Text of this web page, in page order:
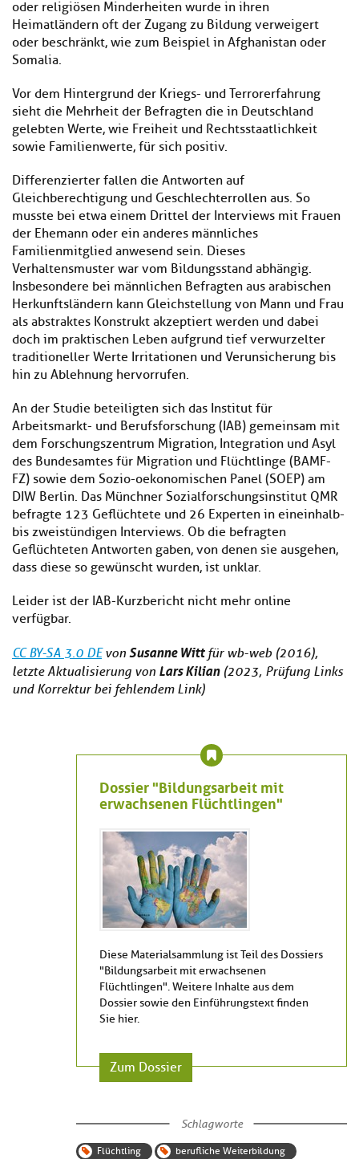
oder religiösen Minderheiten wurde in ihren
Heimatländern oft der Zugang zu Bildung verweigert
oder beschränkt, wie zum Beispiel in Afghanistan oder
Somalia.
Vor dem Hintergrund der Kriegs- und Terrorerfahrung
sieht die Mehrheit der Befragten die in Deutschland
gelebten Werte, wie Freiheit und Rechtsstaatlichkeit
sowie Familienwerte, für sich positiv.
Differenzierter fallen die Antworten auf
Gleichberechtigung und Geschlechterrollen aus. So
musste bei etwa einem Drittel der Interviews mit Frauen
der Ehemann oder ein anderes männliches
Familienmitglied anwesend sein. Dieses
Verhaltensmuster war vom Bildungsstand abhängig.
Insbesondere bei männlichen Befragten aus arabischen
Herkunftsländern kann Gleichstellung von Mann und Frau
als abstraktes Konstrukt akzeptiert werden und dabei
doch im praktischen Leben aufgrund tief verwurzelter
traditioneller Werte Irritationen und Verunsicherung bis
hin zu Ablehnung hervorrufen.
An der Studie beteiligten sich das Institut für
Arbeitsmarkt- und Berufsforschung (IAB) gemeinsam mit
dem Forschungszentrum Migration, Integration und Asyl
des Bundesamtes für Migration und Flüchtlinge (BAMF-
FZ) sowie dem Sozio-oekonomischen Panel (SOEP) am
DIW Berlin. Das Münchner Sozialforschungsinstitut QMR
befragte 123 Geflüchtete und 26 Experten in eineinhalb-
bis zweistündigen Interviews. Ob die befragten
Geflüchteten Antworten gaben, von denen sie ausgehen,
dass diese so gewünscht wurden, ist unklar.
Leider ist der IAB-Kurzbericht nicht mehr online
verfügbar.
CC BY-SA 3.0 DEvon Susanne Wittfür wb-web (2016),
letzte Aktualisierung von Lars Kilian(2023, Prüfung Links
und Korrektur bei fehlendem Link)
Dossier "Bildungsarbeit mit
erwachsenen Flüchtlingen"
Diese Materialsammlung ist Teil des Dossiers
"Bildungsarbeit mit erwachsenen
Flüchtlingen". Weitere Inhalte aus dem
Dossier sowie den Einführungstext finden
Sie hier.
Zum Dossier
Schlagworte
Flüchtling
berufliche Weiterbildung